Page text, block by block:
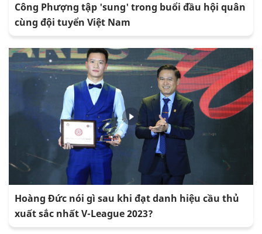
Công Phượng tập 'sung' trong buổi đầu hội quân
cùng đội tuyển Việt Nam
Hoàng Đức nói gì sau khi đạt danh hiệu cầu thủ
xuất sắc nhất V-League 2023?